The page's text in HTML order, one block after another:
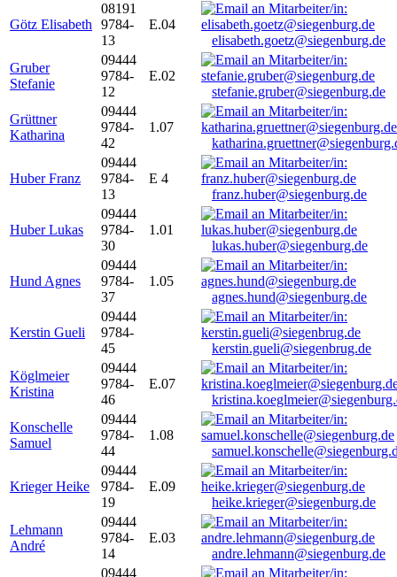
Götz Elisabeth
08191
9784-
13
E.04
elisabeth.goetz@siegenburg.de
Gruber
Stefanie
09444
9784-
12
E.02
stefanie.gruber@siegenburg.de
Grüttner
Katharina
09444
9784-
42
1.07
Huber Franz
09444
9784-
13
E 4
franz.huber@siegenburg.de
Huber Lukas
09444
9784-
30
1.01
lukas.huber@siegenburg.de
Hund Agnes
09444
9784-
37
1.05
agnes.hund@siegenburg.de
Kerstin Gueli
09444
9784-
45
kerstin.gueli@siegenbrug.de
Köglmeier
Kristina
09444
9784-
46
E.07
Konschelle
Samuel
09444
9784-
44
1.08
Krieger Heike
09444
9784-
19
E.09
heike.krieger@siegenburg.de
Lehmann
André
09444
9784-
14
E.03
andre.lehmann@siegenburg.de
09444